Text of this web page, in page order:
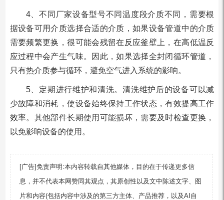
4、不同厂家设备型号不同温度段介质不同，需要根
据设备可用介质选择合适的介质，如果设备管道中的介质
需要频繁更换，很可能会残留在反应釜壁上，在高低温反
应过程中会产生气味。因此，如果选择全封闭循环管道，
只有热介质参与循环，避免空气进入系统的影响。
5、定期进行维护和清洗。清洗维护后的设备可以减
少故障和消耗，使设备始终保持工作状态，有效提高工作
效率。其他部件长期使用可能损坏，需要及时检查更换，
以免影响设备的使用。
[广告]免责声明:本内容转载自其他媒体，目的在于传递更多信
息，并不代表本网赞同其观点，其原创性以及文中陈述文字、图
片和内容(包括内容中涉及的第三方主体、产品推荐，以及AI自